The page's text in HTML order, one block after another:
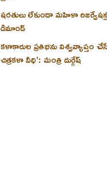
షరతులు లేకుండా మహిళా
డిమాండ్
కళాకారుల ప్రతిభను విశ్వవ్యాప్తం
చిత్రకళా వీధి’: మంత్రి దుర్గేష్